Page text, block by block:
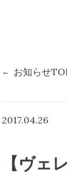
お知らせ
2017.04.26
【ヴェ